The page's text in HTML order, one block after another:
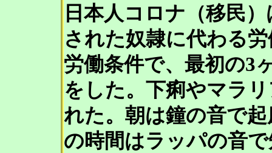
日本人コロナ（移民
された奴隷に代わる
労働条件で、最初の3
をした。下痢やマラ
れた。朝は鐘の音で
の時間はラッパの音